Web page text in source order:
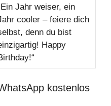
Jahr weiser, ein
cooler – feiere dich
denn du bist
Happy
kostenlos